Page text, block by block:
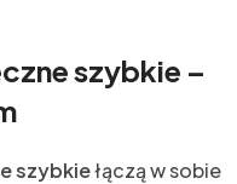
szybkie –
szybkiełączą w sobie